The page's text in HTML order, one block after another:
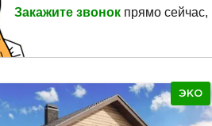
Закажите звонок прямо
ЭКО